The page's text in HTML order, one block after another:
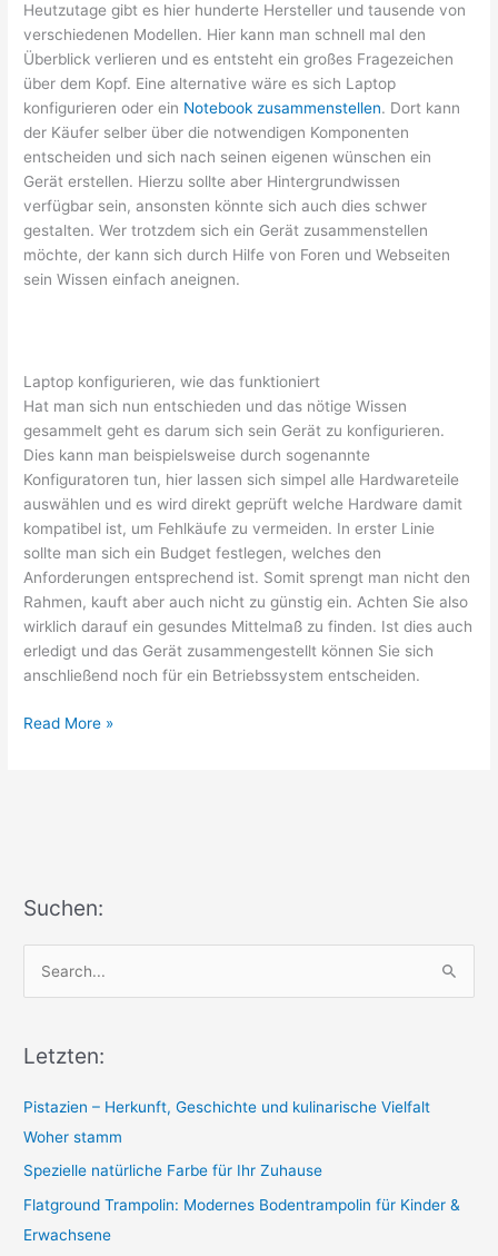
Heutzutage gibt es hier hunderte Hersteller und tausende von
verschiedenen Modellen. Hier kann man schnell mal den
Überblick verlieren und es entsteht ein großes Fragezeichen
über dem Kopf. Eine alternative wäre es sich Laptop
konfigurieren oder ein Notebook zusammenstellen. Dort kann
der Käufer selber über die notwendigen Komponenten
entscheiden und sich nach seinen eigenen wünschen ein
Gerät erstellen. Hierzu sollte aber Hintergrundwissen
verfügbar sein, ansonsten könnte sich auch dies schwer
gestalten. Wer trotzdem sich ein Gerät zusammenstellen
möchte, der kann sich durch Hilfe von Foren und Webseiten
sein Wissen einfach aneignen.
Laptop konfigurieren, wie das funktioniert
Hat man sich nun entschieden und das nötige Wissen
gesammelt geht es darum sich sein Gerät zu konfigurieren.
Dies kann man beispielsweise durch sogenannte
Konfiguratoren tun, hier lassen sich simpel alle Hardwareteile
auswählen und es wird direkt geprüft welche Hardware damit
kompatibel ist, um Fehlkäufe zu vermeiden. In erster Linie
sollte man sich ein Budget festlegen, welches den
Anforderungen entsprechend ist. Somit sprengt man nicht den
Rahmen, kauft aber auch nicht zu günstig ein. Achten Sie also
wirklich darauf ein gesundes Mittelmaß zu finden. Ist dies auch
erledigt und das Gerät zusammengestellt können Sie sich
anschließend noch für ein Betriebssystem entscheiden.
Notebook
Read More »
Suchen:
r
h
f
o
r
:
Letzten:
Pistazien – Herkunft, Geschichte und kulinarische Vielfalt
Woher stamm
Spezielle natürliche Farbe für Ihr Zuhause
Flatground Trampolin: Modernes Bodentrampolin für Kinder &
Erwachsene